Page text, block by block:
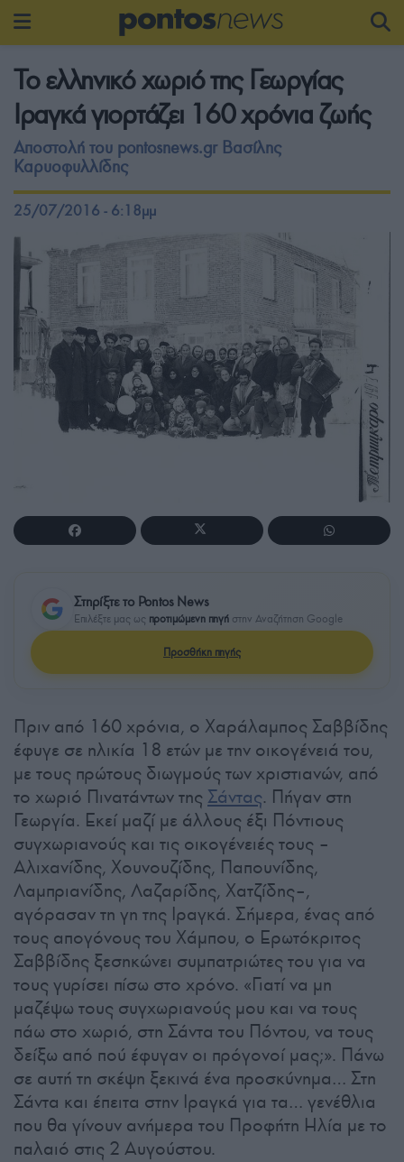
Το ελληνικό χωριό της Γεωργίας
Ιραγκά γιορτάζει 160 χρόνια ζωής
Αποστολή του pontosnews.gr Βασίλης
Καρυοφυλλίδης
25/07/2016 - 6:18μμ
Στηρίξτε το Pontos News
Επιλέξτε μας ως προτιμώμενη πηγή στην Αναζήτηση Google
Προσθήκη πηγής
Πριν από 160 χρόνια, ο Χαράλαμπος Σαββίδης
έφυγε σε ηλικία 18 ετών με την οικογένειά του,
με τους πρώτους διωγμούς των χριστιανών, από
το χωριό Πινατάντων της Σάντας. Πήγαν στη
Γεωργία. Εκεί μαζί με άλλους έξι Πόντιους
συγχωριανούς και τις οικογένειές τους –
Αλιχανίδης, Χουνουζίδης, Παπουνίδης,
Λαμπριανίδης, Λαζαρίδης, Χατζίδης–,
αγόρασαν τη γη της Ιραγκά. Σήμερα, ένας από
τους απογόνους του Χάμπου, ο Ερωτόκριτος
Σαββίδης ξεσηκώνει συμπατριώτες του για να
τους γυρίσει πίσω στο χρόνο. «Γιατί να μη
μαζέψω τους συγχωριανούς μου και να τους
πάω στο χωριό, στη Σάντα του Πόντου, να τους
δείξω από πού έφυγαν οι πρόγονοί μας;». Πάνω
σε αυτή τη σκέψη ξεκινά ένα προσκύνημα… Στη
Σάντα και έπειτα στην Ιραγκά για τα… γενέθλια
που θα γίνουν ανήμερα του Προφήτη Ηλία με το
παλαιό στις 2 Αυγούστου.